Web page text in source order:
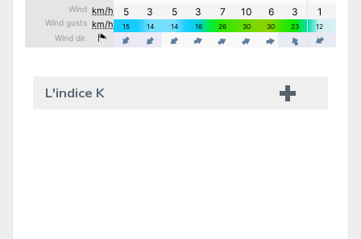
L'indice K